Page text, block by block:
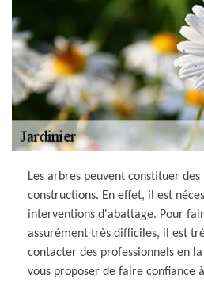
Les arbres peuvent constituer
constructions. En effet, il est
interventions d'abattage. Pour
assurément très difficiles, il est
contacter des professionnels en
vous proposer de faire confiance